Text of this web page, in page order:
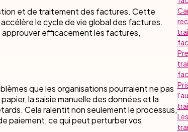
et de traitement des factures. Cette
le cycle de vie global des factures.
approuver efficacement les factures,
que les organisations pourraient ne pas
la saisie manuelle des données et la
Cela ralentit non seulement le processus,
paiement, ce qui peut perturber vos